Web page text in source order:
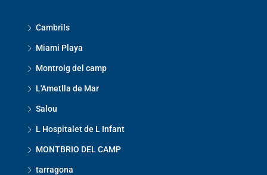
Cambrils
Miami Playa
Montroig del camp
L'Ametlla de Mar
Salou
L Hospitalet de L Infant
MONTBRIO DEL CAMP
tarragona